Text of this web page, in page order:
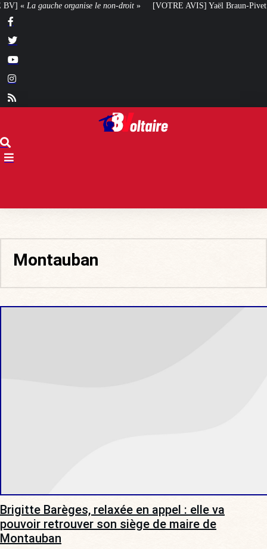
le non-droit» [VOTRE AVIS] Yaël Braun-Pivet doit-elle renoncer à son
Montauban
Brigitte Barèges, relaxée en appel : elle va
pouvoir retrouver son siège de maire de
Montauban